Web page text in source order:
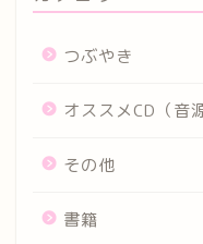
つぶやき
オススメCD（音源
その他
書籍